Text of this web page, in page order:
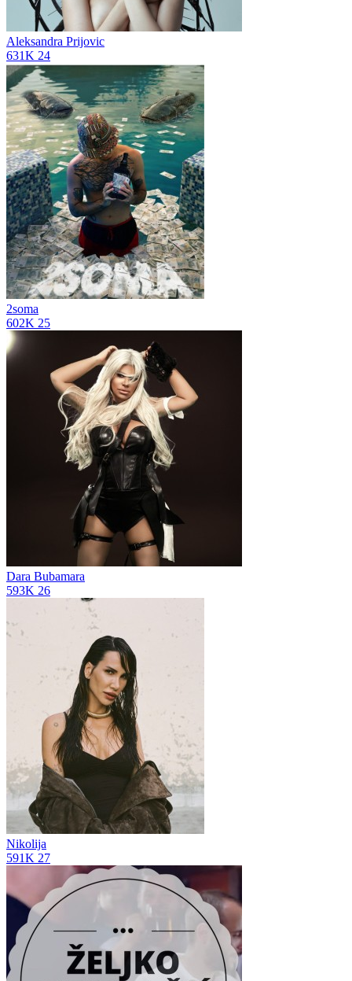
Aleksandra Prijovic
631K 24
2soma
602K 25
Dara Bubamara
593K 26
Nikolija
591K 27